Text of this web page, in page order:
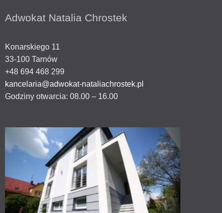
Adwokat Natalia Chrostek
Konarskiego 11
33-100 Tarnów
+48 694 468 299
kancelaria@adwokat-nataliachrostek.pl
Godziny otwarcia: 08.00 – 16.00